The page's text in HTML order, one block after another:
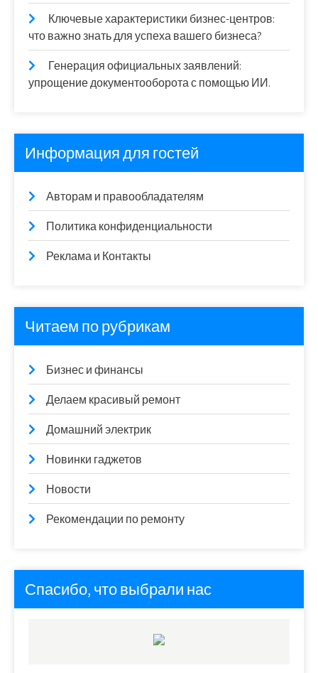
Ключевые характеристики бизнес-центров:
что важно знать для успеха вашего бизнеса?
Генерация официальных заявлений:
упрощение документооборота с помощью ИИ.
Информация для гостей
Авторам и правообладателям
Политика конфиденциальности
Реклама и Контакты
Читаем по рубрикам
Бизнес и финансы
Делаем красивый ремонт
Домашний электрик
Новинки гаджетов
Новости
Рекомендации по ремонту
Спасибо, что выбрали нас